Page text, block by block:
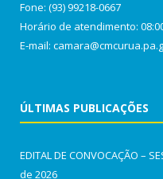
Fone: (93) 99218-0667
Horário de atendimento:
E-mail:
ÚLTIMAS PUBLICAÇÕES
EDITAL DE CONVOCAÇÃO –
de 2026